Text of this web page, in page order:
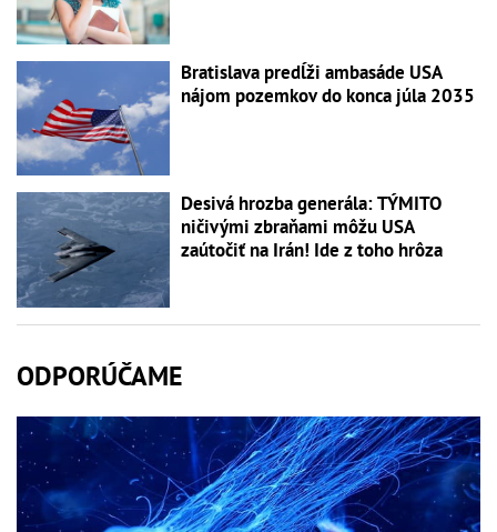
Bratislava predĺži ambasáde USA
nájom pozemkov do konca júla 2035
Desivá hrozba generála: TÝMITO
ničivými zbraňami môžu USA
zaútočiť na Irán! Ide z toho hrôza
ODPORÚČAME